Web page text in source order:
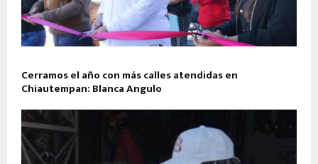
Cerramos el año con más calles atendidas en
Chiautempan: Blanca Angulo